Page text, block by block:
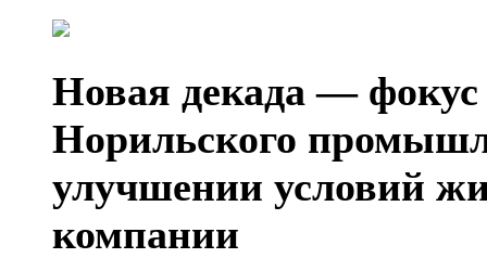
Новая декада — фокус
Норильского
улучшении условий
компании